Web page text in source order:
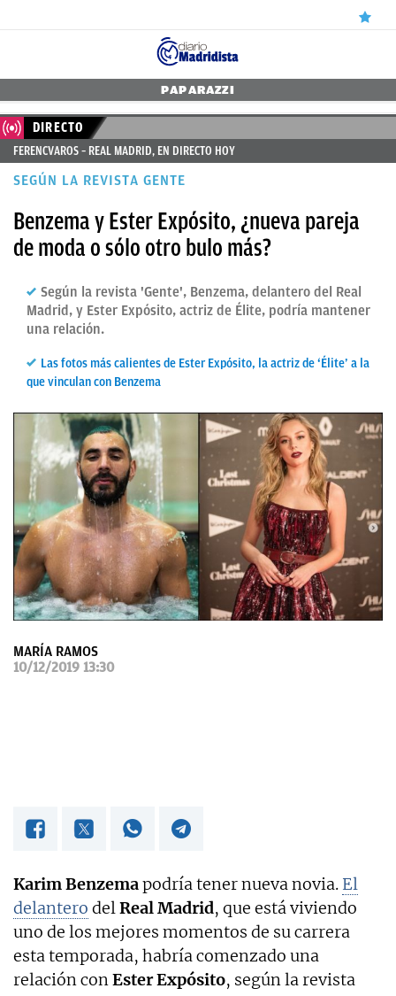
NOTICIAS
REAL
MADRID
BALONCESTO
CANTERA
FICHAJES
DIRECTO
FEMENINO
PAPARAZZI
OKDIARIO
PAPARAZZI
DIRECTO
FERENCVAROS – REAL MADRID, EN DIRECTO HOY
SEGÚN LA REVISTA GENTE
Benzema y Ester Expósito, ¿nueva pareja
de moda o sólo otro bulo más?
Según la revista 'Gente', Benzema, delantero del Real
Madrid, y Ester Expósito, actriz de Élite, podría mantener
una relación.
Las fotos más calientes de Ester Expósito, la actriz de ‘Élite’ a la
que vinculan con Benzema
MARÍA RAMOS
10/12/2019 13:30
Karim Benzemapodría tener nueva novia. El
delantero delReal Madrid, que está viviendo
uno de los mejores momentos de su carrera
esta temporada, habría comenzado una
relación conEster Expósito, según la revista